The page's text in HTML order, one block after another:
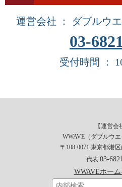
運営会社 ： ダブルウ
03-
受付時間 ：
【運営会
WWAVE（ダブルウ
〒108-0071 東京都港
代表 03-
WWAVEホー